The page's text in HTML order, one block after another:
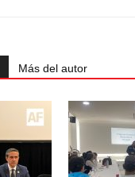
Más del autor